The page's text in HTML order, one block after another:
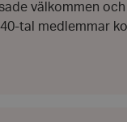
välkommen och
tal medlemmar